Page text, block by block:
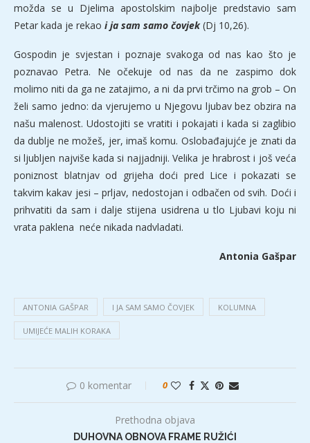
možda se u Djelima apostolskim najbolje predstavio sam
Petar kada je rekao i ja sam samo čovjek(Dj 10,26).
Gospodin je svjestan i poznaje svakoga od nas kao što je
poznavao Petra. Ne očekuje od nas da ne zaspimo dok
molimo niti da ga ne zatajimo, a ni da prvi trčimo na grob – On
želi samo jedno: da vjerujemo u Njegovu ljubav bez obzira na
našu malenost. Udostojiti se vratiti i pokajati i kada si zaglibio
da dublje ne možeš, jer, imaš komu. Oslobađajujće je znati da
si ljubljen najviše kada si najjadniji. Velika je hrabrost i još veća
poniznost blatnjav od grijeha doći pred Lice i pokazati se
takvim kakav jesi – prljav, nedostojan i odbačen od svih. Doći i
prihvatiti da sam i dalje stijena usidrena u tlo Ljubavi koju ni
vrata paklena neće nikada nadvladati.
Antonia Gašpar
ANTONIA GAŠPAR I JA SAM SAMO ČOVJEK KOLUMNA
UMIJEĆE MALIH KORAKA
0 komentar 0
Prethodna objava
DUHOVNA OBNOVA FRAME RUŽIĆI